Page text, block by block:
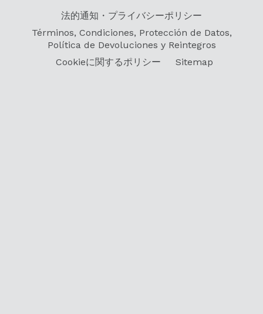
法的通知・プライバシーポリシー
Términos, Condiciones, Protección de Datos,
Política de Devoluciones y Reintegros
Cookieに関するポリシー
Sitemap